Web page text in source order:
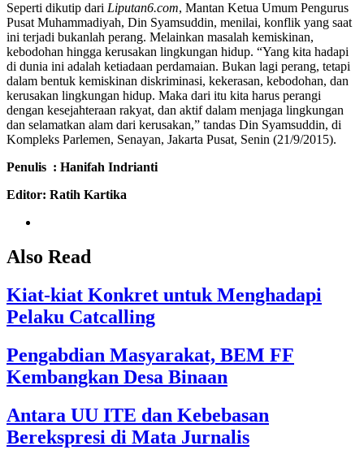
Seperti dikutip dari Liputan6.com, Mantan Ketua Umum Pengurus
Pusat Muhammadiyah, Din Syamsuddin, menilai, konflik yang saat
ini terjadi bukanlah perang. Melainkan masalah kemiskinan,
kebodohan hingga kerusakan lingkungan hidup. “Yang kita hadapi
di dunia ini adalah ketiadaan perdamaian. Bukan lagi perang, tetapi
dalam bentuk kemiskinan diskriminasi, kekerasan, kebodohan, dan
kerusakan lingkungan hidup. Maka dari itu kita harus perangi
dengan kesejahteraan rakyat, dan aktif dalam menjaga lingkungan
dan selamatkan alam dari kerusakan,” tandas Din Syamsuddin, di
Kompleks Parlemen, Senayan, Jakarta Pusat, Senin (21/9/2015).
Penulis : Hanifah Indrianti
Editor: Ratih Kartika
Also Read
Kiat-kiat Konkret untuk Menghadapi
Pelaku Catcalling
Pengabdian Masyarakat, BEM FF
Kembangkan Desa Binaan
Antara UU ITE dan Kebebasan
Berekspresi di Mata Jurnalis